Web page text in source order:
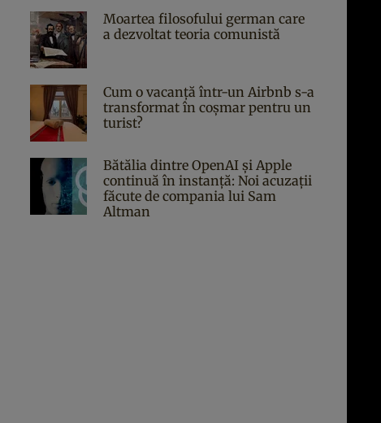
Moartea filosofului german care
a dezvoltat teoria comunistă
Cum o vacanță într-un Airbnb s-a
transformat în coșmar pentru un
turist?
Bătălia dintre OpenAI și Apple
continuă în instanță: Noi acuzații
făcute de compania lui Sam
Altman